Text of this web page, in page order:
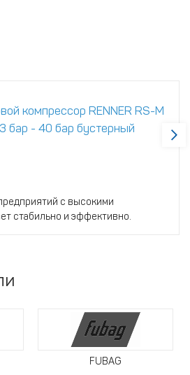
компрессор RENNER RS-M
бар - 40 бар бустерный
с высокими
стабильно и эффективно.
FUBAG